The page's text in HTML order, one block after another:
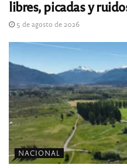
libres, picadas y
5 de agosto de 2026
NACIONAL